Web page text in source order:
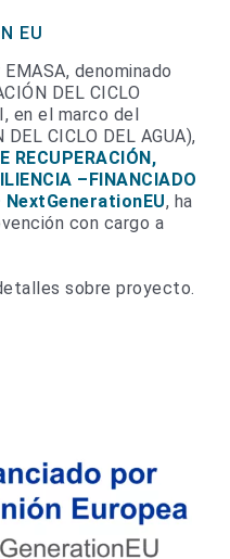
EU
denominado
DEL CICLO
en el marco del
CICLO DEL AGUA),
RECUPERACIÓN,
–FINANCIADO
NextGenerationEU, ha
con cargo a
sobre proyecto.